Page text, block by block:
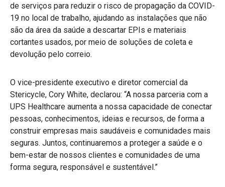
de serviços para reduzir o risco de propagação da COVID-
19 no local de trabalho, ajudando as instalações que não
são da área da saúde a descartar EPIs e materiais
cortantes usados, por meio de soluções de coleta e
devolução pelo correio.
O vice-presidente executivo e diretor comercial da
Stericycle, Cory White, declarou: “A nossa parceria com a
UPS Healthcare aumenta a nossa capacidade de conectar
pessoas, conhecimentos, ideias e recursos, de forma a
construir empresas mais saudáveis e comunidades mais
seguras. Juntos, continuaremos a proteger a saúde e o
bem-estar de nossos clientes e comunidades de uma
forma segura, responsável e sustentável.”